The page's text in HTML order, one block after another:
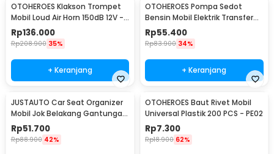
OTOHEROES Klakson Trompet
Mobil Loud Air Horn 150dB 12V -
JD4001
Rp136.000
Rp208.900 35%
+ Keranjang
OTOHEROES Pompa Sedot
Bensin Mobil Elektrik Transfer
Pump 38mm DC 12V - CT-14
Rp55.400
Rp83.900 34%
+ Keranjang
JUSTAUTO Car Seat Organizer
Mobil Jok Belakang Gantungan
Barang Tisu - Z-354
Rp51.700
Rp88.900 42%
OTOHEROES Baut Rivet Mobil
Universal Plastik 200 PCS - PE02
Rp7.300
Rp18.900 62%